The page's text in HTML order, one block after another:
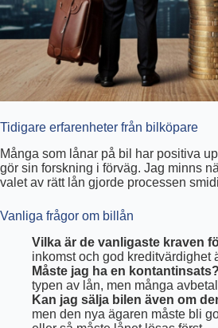
Tidigare erfarenheter från bilköpare
Många som lånar på bil har positiva
gör sin forskning i förväg. Jag minns
valet av rätt lån gjorde processen
Vanliga frågor om billån
Vilka är de vanligaste kraven
inkomst och god kreditvärdighet
Måste jag ha en kontantinsats?
typen av lån, men många
Kan jag sälja bilen även om
men den nya ägaren måste bli